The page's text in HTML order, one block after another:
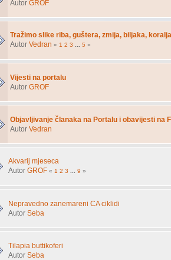
Autor GROF
Tražimo slike riba, guštera, zmija, biljaka,
Autor Vedran « 1 2 3 5 »
Vijesti na portalu
Autor GROF
Objavljivanje članaka na Portalu i obavijesti na
Autor Vedran
Akvarij mjeseca
Autor GROF « 1 2 3 9 »
Nepravedno zanemareni CA ciklidi
Autor Seba
Tilapia buttikoferi
Autor Seba